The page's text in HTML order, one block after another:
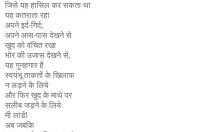
जिसे यह हासिल कर सकता था
यह कतराता रहा
अपने इर्द-गिर्द;
अपने आस-पास देखने से
खुद को वंचित रखा
भोर की उजास देखने से,
यह गुनहगार है
स्वयंभू ताकतों के खिलाफ
न लड़ने के लिये
और फिर खुद के माथे पर
सलीब जड़ने के लिये
मी लार्ड!
अब जबकि